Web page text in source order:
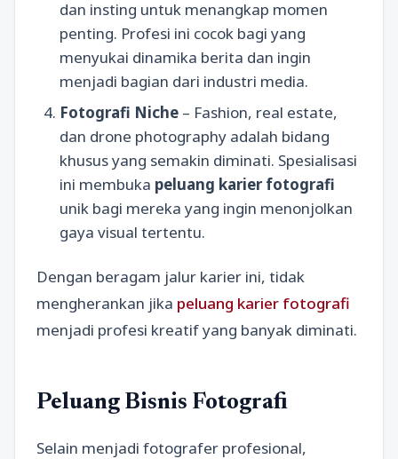
dan insting untuk menangkap momen
penting. Profesi ini cocok bagi yang
menyukai dinamika berita dan ingin
menjadi bagian dari industri media.
Fotografi Niche– Fashion, real estate,
dan drone photography adalah bidang
khusus yang semakin diminati. Spesialisasi
ini membuka peluang karier fotografi
unik bagi mereka yang ingin menonjolkan
gaya visual tertentu.
Dengan beragam jalur karier ini, tidak
mengherankan jika peluang karier fotografi
menjadi profesi kreatif yang banyak diminati.
Peluang Bisnis Fotografi
Selain menjadi fotografer profesional,